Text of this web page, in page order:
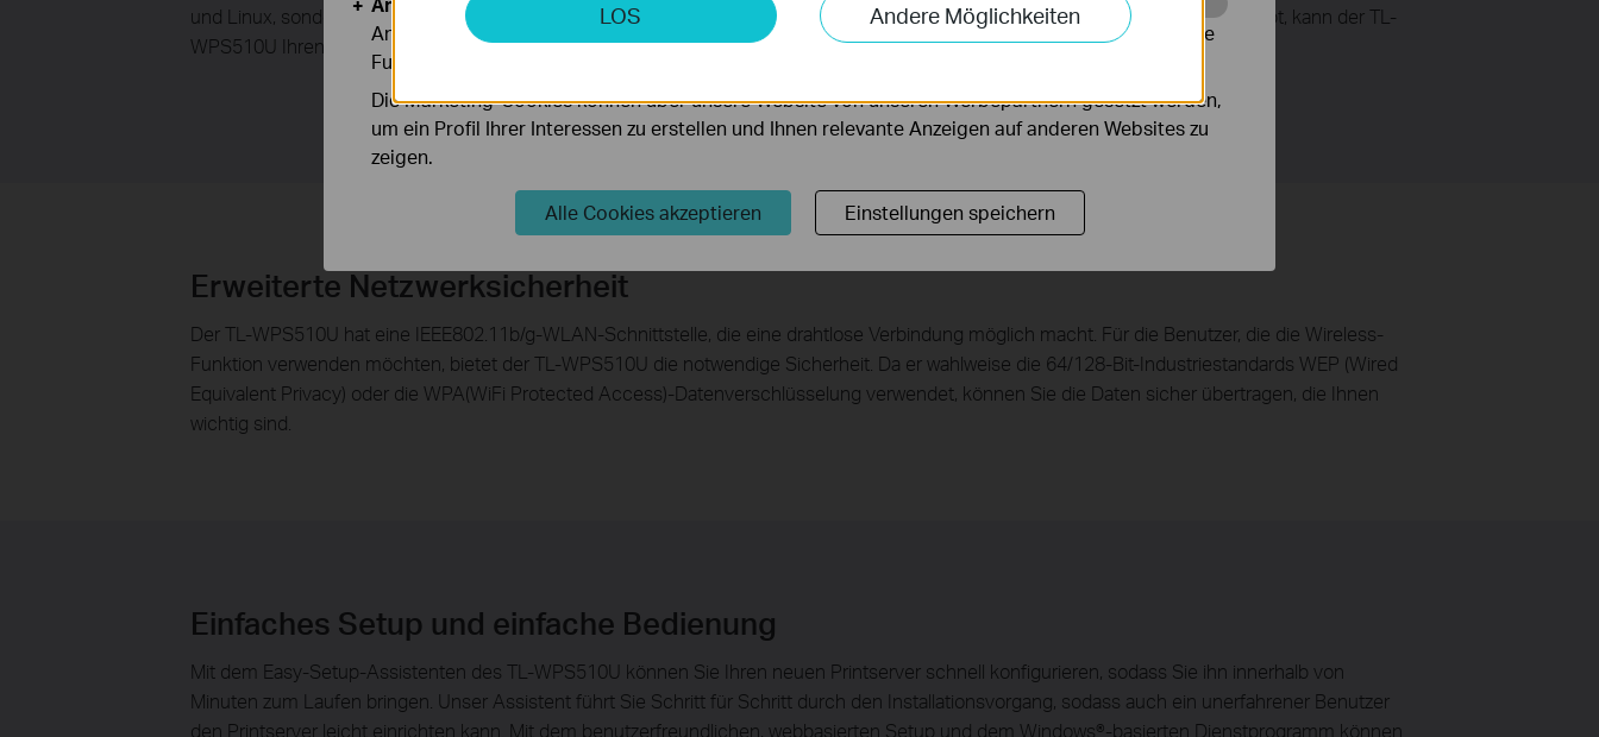
und Linux, sondern auch unter Windows® 10. Wenn es also unterschiedliche Betriebssysteme bei Ihnen zu Hause oder im Büro gibt, kann der TL-
WPS510U Ihren Bedarf erfüllen.
Erweiterte Netzwerksicherheit
Der TL-WPS510U hat eine IEEE802.11b/g-WLAN-Schnittstelle, die eine drahtlose Verbindung möglich macht. Für die Benutzer, die die Wireless-
Funktion verwenden möchten, bietet der TL-WPS510U die notwendige Sicherheit. Da er wahlweise die 64/128-Bit-Industriestandards WEP (Wired
Equivalent Privacy) oder die WPA(WiFi Protected Access)-Datenverschlüsselung verwendet, können Sie die Daten sicher übertragen, die Ihnen
wichtig sind.
Einfaches Setup und einfache Bedienung
Mit dem Easy-Setup-Assistenten des TL-WPS510U können Sie Ihren neuen Printserver schnell konfigurieren, sodass Sie ihn innerhalb von
Minuten zum Laufen bringen. Unser Assistent führt Sie Schritt für Schritt durch den Installationsvorgang, sodass auch ein unerfahrener Benutzer
den Printserver leicht einrichten kann. Mit dem benutzerfreundlichen, webbasierten Setup und dem Windows®-basierten Dienstprogramm können
LOS Andere Möglichkeiten
Analyse-Cookies ermöglichen es uns, Ihre Aktivitäten auf unserer Website zu analysieren, um die
Funktionsweise unserer Website zu verbessern und anzupassen.
Die Marketing-Cookies können über unsere Website von unseren Werbepartnern gesetzt werden,
um ein Profil Ihrer Interessen zu erstellen und Ihnen relevante Anzeigen auf anderen Websites zu
zeigen.
Alle Cookies akzeptieren Einstellungen speichern